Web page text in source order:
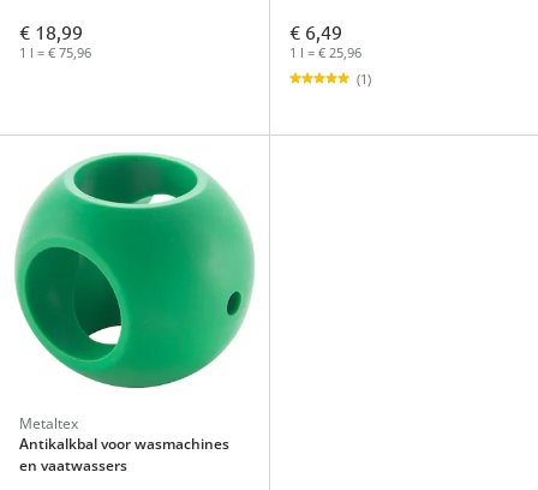
€ 18,99
1 l = € 75,96
€ 6,49
1 l = € 25,96
(1)
Metaltex
Antikalkbal voor wasmachines
en vaatwassers